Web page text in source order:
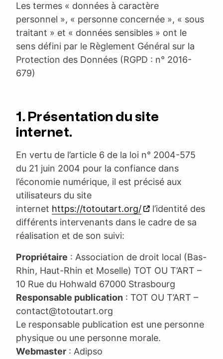
Les termes « données à caractère
personnel », « personne concernée », « sous
traitant » et « données sensibles » ont le
sens défini par le Règlement Général sur la
Protection des Données (RGPD : n° 2016-
679)
1. Présentation du site
internet.
En vertu de l’article 6 de la loi n° 2004-575
du 21 juin 2004 pour la confiance dans
l’économie numérique, il est précisé aux
utilisateurs du site
internet https://totoutart.org/
l’identité des
différents intervenants dans le cadre de sa
réalisation et de son suivi:
Propriétaire : Association de droit local (Bas-
Rhin, Haut-Rhin et Moselle) TOT OU T’ART –
10 Rue du Hohwald 67000 Strasbourg
Responsable publication : TOT OU T’ART –
contact@totoutart.org
Le responsable publication est une personne
physique ou une personne morale.
Webmaster : Adipso